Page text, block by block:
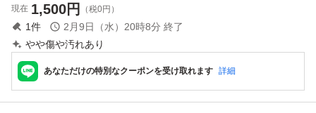
現在 1,500円 （税0円）
1件 2月9日（水）20時8分 終了
やや傷や汚れあり
あなただけの特別なクーポンを受け取れます 詳細